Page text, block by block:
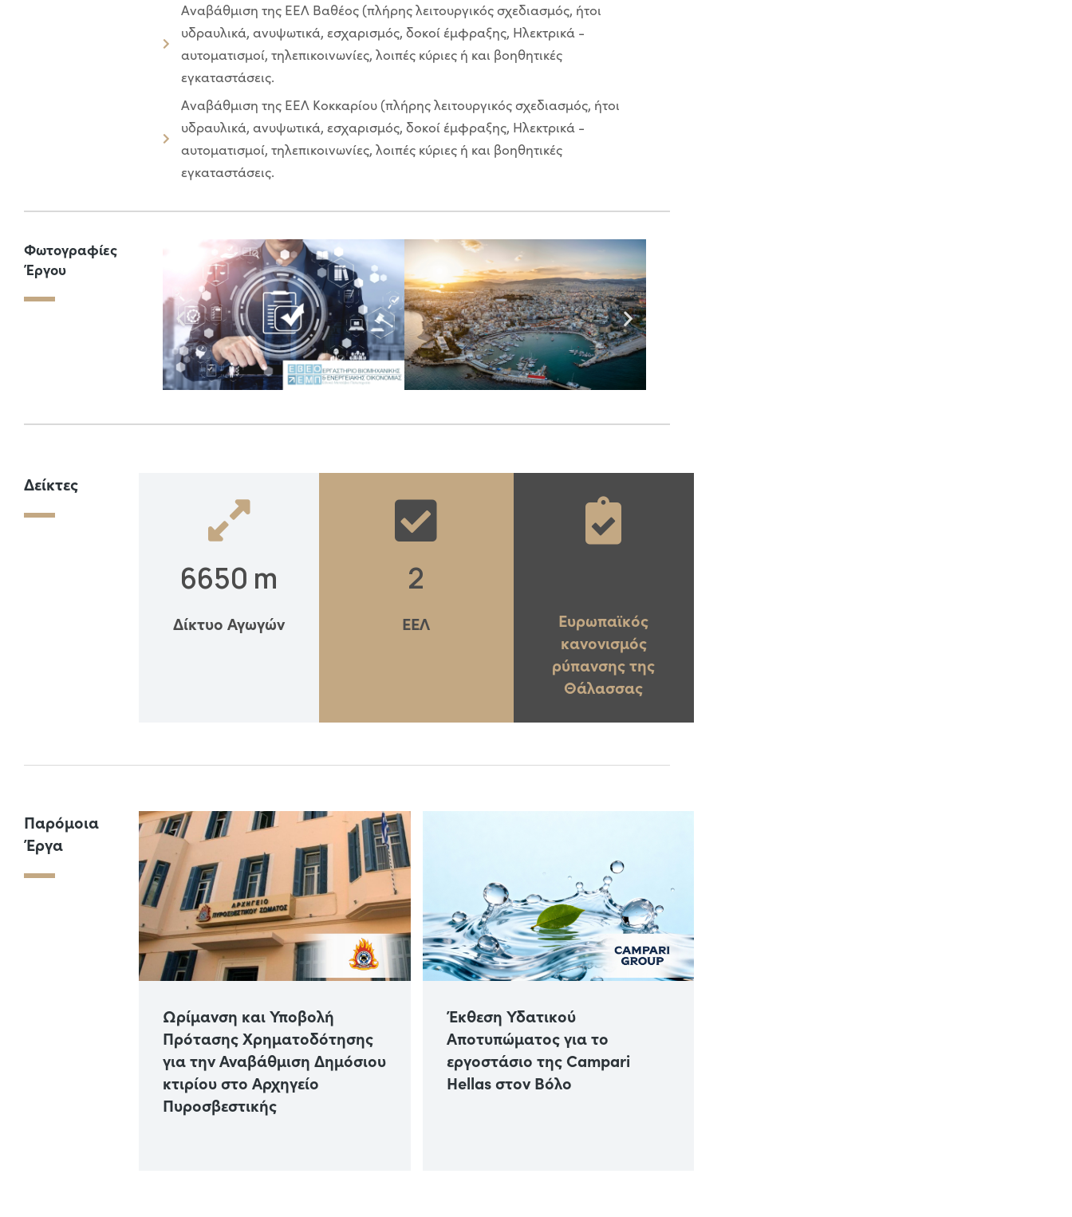
Αναβάθμιση της ΕΕΛ Βαθέος (πλήρης λειτουργικός σχεδιασμός, ήτοι
υδραυλικά, ανυψωτικά, εσχαρισμός, δοκοί έμφραξης, Ηλεκτρικά -
αυτοματισμοί, τηλεπικοινωνίες, λοιπές κύριες ή και βοηθητικές
εγκαταστάσεις.
Αναβάθμιση της ΕΕΛ Κοκκαρίου (πλήρης λειτουργικός σχεδιασμός, ήτοι
υδραυλικά, ανυψωτικά, εσχαρισμός, δοκοί έμφραξης, Ηλεκτρικά -
αυτοματισμοί, τηλεπικοινωνίες, λοιπές κύριες ή και βοηθητικές
εγκαταστάσεις.
Φωτογραφίες
Έργου
Δείκτες
6650 m
Δίκτυο Αγωγών
2
ΕΕΛ
Ευρωπαϊκός
κανονισμός
ρύπανσης της
Θάλασσας
Παρόμοια
Έργα
Ωρίμανση και Υποβολή
Πρότασης Χρηματοδότησης
για την Αναβάθμιση Δημόσιου
κτιρίου στο Αρχηγείο
Πυροσβεστικής
Έκθεση Υδατικού
Αποτυπώματος για το
εργοστάσιο της Campari
Hellas στον Βόλο